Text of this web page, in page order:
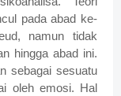
pada abad ke-
namun tidak
hingga abad ini.
sebagai sesuatu
oleh emosi. Hal